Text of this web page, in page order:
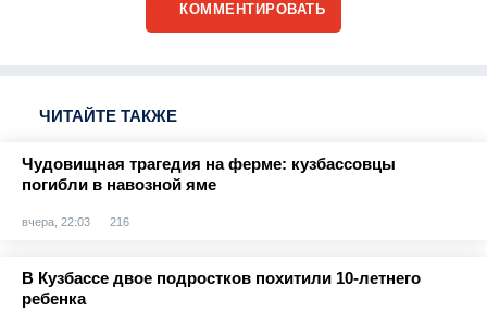
КОММЕНТИРОВАТЬ
ЧИТАЙТЕ ТАКЖЕ
Чудовищная трагедия на ферме: кузбассовцы
погибли в навозной яме
вчера, 22:03 216
В Кузбассе двое подростков похитили 10-летнего
ребенка